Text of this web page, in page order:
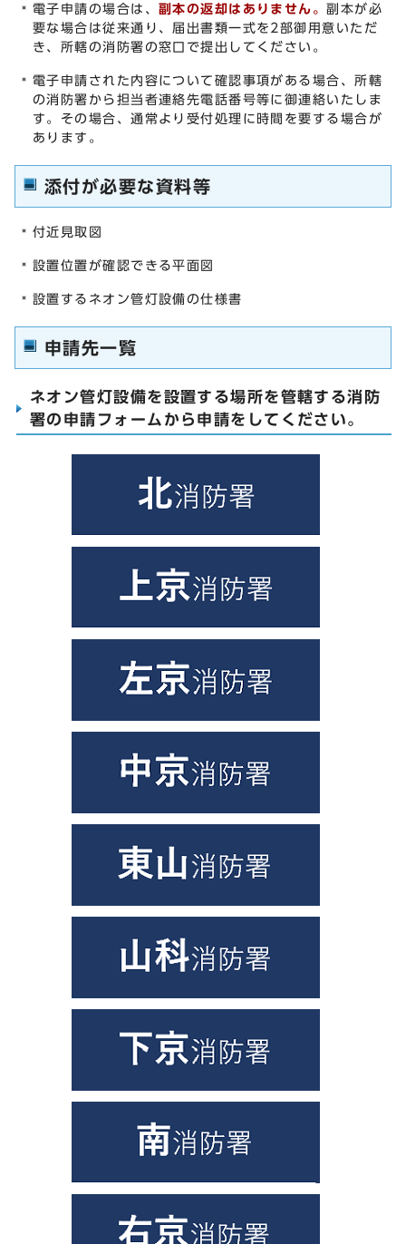
電子申請の場合は、 副本の返却はありません。副本が必
要な場合は従来通り、届出書類一式を2部御用意いただ
き、所轄の消防署の窓口で提出してください。
電子申請された内容について確認事項がある場合、所轄
の消防署から担当者連絡先電話番号等に御連絡いたしま
す。その場合、通常より受付処理に時間を要する場合が
あります。
添付が必要な資料等
付近見取図
設置位置が確認できる平面図
設置するネオン管灯設備の仕様書
申請先一覧
ネオン管灯設備を設置する場所を管轄する消防
署の申請フォームから申請をしてください。